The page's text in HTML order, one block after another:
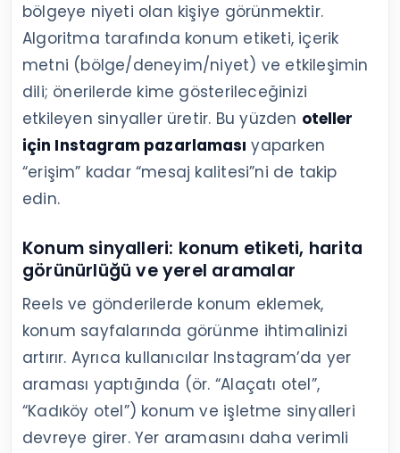
bölgeye niyeti olan kişiye görünmektir.
Algoritma tarafında konum etiketi, içerik
metni (bölge/deneyim/niyet) ve etkileşimin
dili; önerilerde kime gösterileceğinizi
etkileyen sinyaller üretir. Bu yüzden oteller
için Instagram pazarlaması yaparken
“erişim” kadar “mesaj kalitesi”ni de takip
edin.
Konum sinyalleri: konum etiketi, harita
görünürlüğü ve yerel aramalar
Reels ve gönderilerde konum eklemek,
konum sayfalarında görünme ihtimalinizi
artırır. Ayrıca kullanıcılar Instagram’da yer
araması yaptığında (ör. “Alaçatı otel”,
“Kadıköy otel”) konum ve işletme sinyalleri
devreye girer. Yer aramasını daha verimli